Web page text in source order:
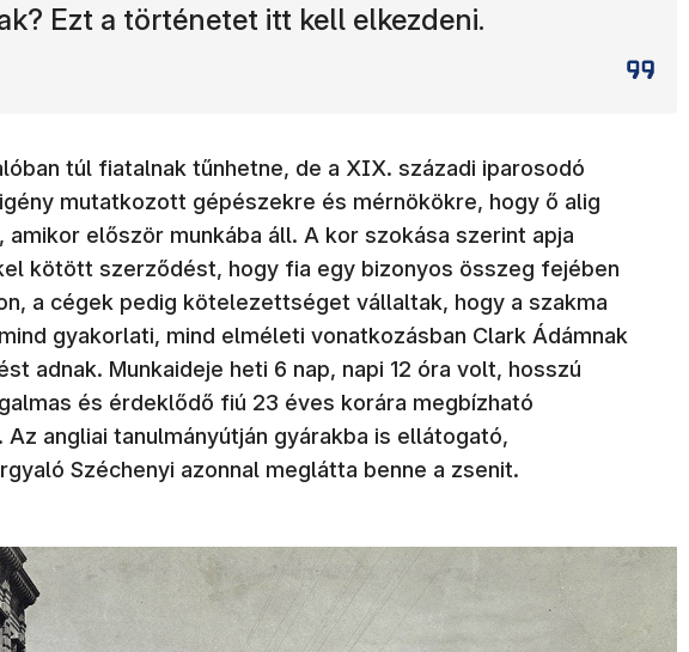
Ezt a történetet itt kell elkezdeni.
túl fiatalnak tűnhetne, de a XIX. századi iparosodó
mutatkozott gépészekre és mérnökökre, hogy ő alig
amikor először munkába áll. A kor szokása szerint apja
kötött szerződést, hogy fia egy bizonyos összeg fejében
a cégek pedig kötelezettséget vállaltak, hogy a szakma
gyakorlati, mind elméleti vonatkozásban Clark Ádámnak
adnak. Munkaideje heti 6 nap, napi 12 óra volt, hosszú
és érdeklődő fiú 23 éves korára megbízható
angliai tanulmányútján gyárakba is ellátogató,
Széchenyi azonnal meglátta benne a zsenit.